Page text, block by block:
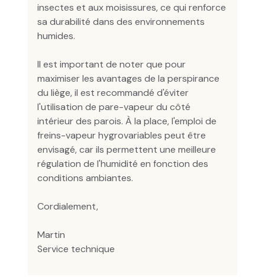
insectes et aux moisissures, ce qui renforce
sa durabilité dans des environnements
humides.
Il est important de noter que pour
maximiser les avantages de la perspirance
du liège, il est recommandé d'éviter
l'utilisation de pare-vapeur du côté
intérieur des parois. À la place, l'emploi de
freins-vapeur hygrovariables peut être
envisagé, car ils permettent une meilleure
régulation de l'humidité en fonction des
conditions ambiantes.
Cordialement,
Martin
Service technique